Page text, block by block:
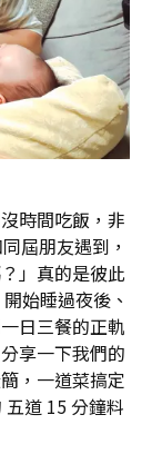
時間吃飯，非
屆朋友遇到，
」真的是彼此
始睡過夜後、
日三餐的正軌
享一下我們的
，一道菜搞定
道 15 分鐘料